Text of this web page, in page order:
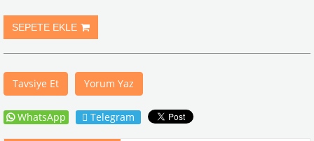
Tavsiye Et Yorum Yaz
WhatsApp Telegram